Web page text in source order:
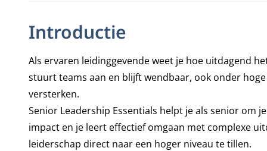
Introductie
Als ervaren leidinggevende weet je hoe uitdagend
stuurt teams aan en blijft wendbaar, ook onder
versterken.
Senior Leadership Essentials helpt je als senior om
impact en je leert effectief omgaan met complexe
leiderschap direct naar een hoger niveau te tillen.